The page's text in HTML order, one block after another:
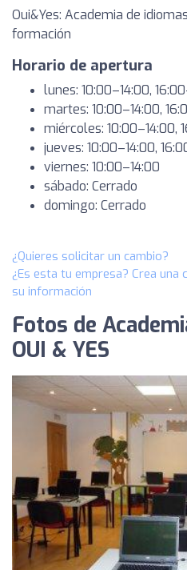
Oui&Yes: Academia de
formación
Horario de apertura
lunes: 10:00–14:00,
martes: 10:00–14:00,
miércoles: 10:00–14:00,
jueves: 10:00–14:00,
viernes: 10:00–14:00
sábado: Cerrado
domingo: Cerrado
¿Quieres solicitar un cambio?
¿Es esta tu empresa? Crea
su información
Fotos de
OUI & YES